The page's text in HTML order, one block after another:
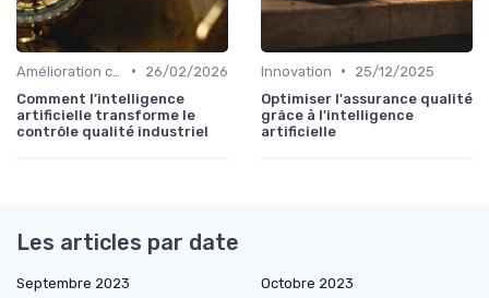
•
26/02/2026
Comment l’intelligence
artificielle transforme le
contrôle qualité industriel
Innovation •
25/12/2025
Optimiser l'assurance qualité
grâce à l'intelligence
artificielle
Les articles par date
Septembre 2023
Octobre 2023